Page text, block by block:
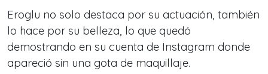
Eroglu no solo destaca por su actuación, también
lo hace por su belleza, lo que quedó
demostrando en su cuenta de Instagram donde
apareció sin una gota de maquillaje.